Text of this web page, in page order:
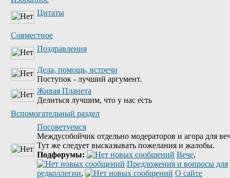
Цитаты
Совместное
Поздравления
Дела, помощь, встречи
Поступок - лучший аргумент.
Живая Планета
Делиться лучшим, что у нас есть
Вспомогательный раздел
Посоветуемся
Междусобойчик отдельно модераторов и агора для
Тут же следует высказывать пожелания и жалобы.
Подфорумы:
Вече,
Предложения и вопросы для
редколлегии, О сайте